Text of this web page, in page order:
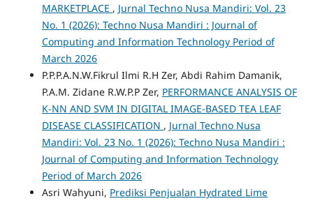
MARKETPLACE , Jurnal Techno Nusa Mandiri: Vol. 23
No. 1 (2026): Techno Nusa Mandiri : Journal of
Computing and Information Technology Period of
March 2026
P.P.P.A.N.W.Fikrul Ilmi R.H Zer, Abdi Rahim Damanik,
P.A.M. Zidane R.W.P.P Zer, PERFORMANCE ANALYSIS OF
K-NN AND SVM IN DIGITAL IMAGE-BASED TEA LEAF
DISEASE CLASSIFICATION , Jurnal Techno Nusa
Mandiri: Vol. 23 No. 1 (2026): Techno Nusa Mandiri :
Journal of Computing and Information Technology
Period of March 2026
Asri Wahyuni, Prediksi Penjualan Hydrated Lime